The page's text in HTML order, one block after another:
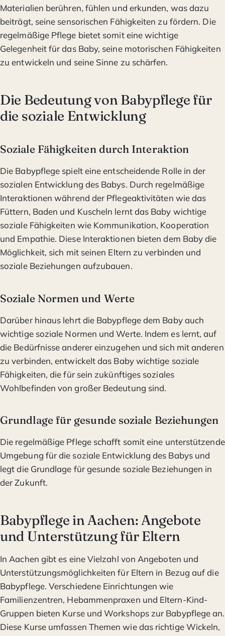
Materialien berühren, fühlen und erkunden, was dazu
beiträgt, seine sensorischen Fähigkeiten zu fördern. Die
regelmäßige Pflege bietet somit eine wichtige
Gelegenheit für das Baby, seine motorischen Fähigkeiten
zu entwickeln und seine Sinne zu schärfen.
Die Bedeutung von Babypflege für
die soziale Entwicklung
Soziale Fähigkeiten durch Interaktion
Die Babypflege spielt eine entscheidende Rolle in der
sozialen Entwicklung des Babys. Durch regelmäßige
Interaktionen während der Pflegeaktivitäten wie das
Füttern, Baden und Kuscheln lernt das Baby wichtige
soziale Fähigkeiten wie Kommunikation, Kooperation
und Empathie. Diese Interaktionen bieten dem Baby die
Möglichkeit, sich mit seinen Eltern zu verbinden und
soziale Beziehungen aufzubauen.
Soziale Normen und Werte
Darüber hinaus lehrt die Babypflege dem Baby auch
wichtige soziale Normen und Werte. Indem es lernt, auf
die Bedürfnisse anderer einzugehen und sich mit anderen
zu verbinden, entwickelt das Baby wichtige soziale
Fähigkeiten, die für sein zukünftiges soziales
Wohlbefinden von großer Bedeutung sind.
Grundlage für gesunde soziale Beziehungen
Die regelmäßige Pflege schafft somit eine unterstützende
Umgebung für die soziale Entwicklung des Babys und
legt die Grundlage für gesunde soziale Beziehungen in
der Zukunft.
Babypflege in Aachen: Angebote
und Unterstützung für Eltern
In Aachen gibt es eine Vielzahl von Angeboten und
Unterstützungsmöglichkeiten für Eltern in Bezug auf die
Babypflege. Verschiedene Einrichtungen wie
Familienzentren, Hebammenpraxen und Eltern-Kind-
Gruppen bieten Kurse und Workshops zur Babypflege an.
Diese Kurse umfassen Themen wie das richtige Wickeln,